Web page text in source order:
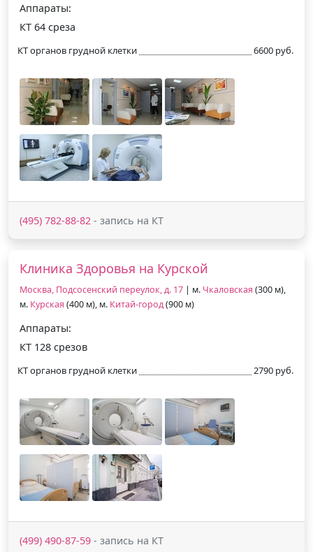
Аппараты:
КТ 64 среза
КТ органов грудной клетки 6600 руб.
(495) 782-88-82 - запись на КТ
Клиника Здоровья на Курской
Москва, Подсосенский переулок, д. 17 | м. Чкаловская (300 м),
м. Курская (400 м), м. Китай-город(900 м)
Аппараты:
КТ 128 срезов
КТ органов грудной клетки 2790 руб.
(499) 490-87-59 - запись на КТ